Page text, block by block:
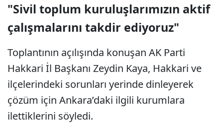
"Sivil toplum kuruluşlarımızın aktif
çalışmalarını takdir ediyoruz"
Toplantının açılışında konuşan AK Parti
Hakkari İl Başkanı Zeydin Kaya, Hakkari ve
ilçelerindeki sorunları yerinde dinleyerek
çözüm için Ankara’daki ilgili kurumlara
ilettiklerini söyledi.